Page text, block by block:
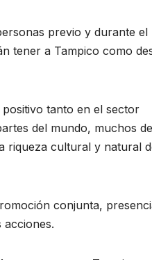
previo y durante el
tener a Tampico como
tanto en el sector
del mundo, muchos
riqueza cultural y natural
conjunta,